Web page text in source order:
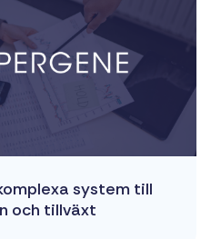
system till
och tillväxt